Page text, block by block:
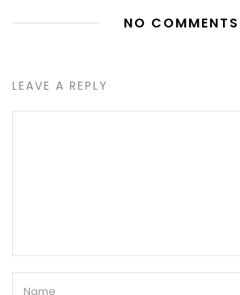
NO COMMENTS
LEAVE A REPLY